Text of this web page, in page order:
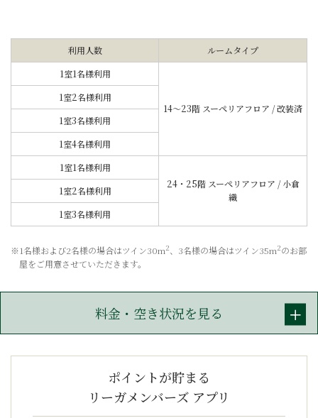
利用人数
ルームタイプ
1室1名様利用
14～23階 スーペリアフロア / 改装済
1室2名様利用
1室3名様利用
1室4名様利用
1室1名様利用
24・25階 スーペリアフロア / 小倉
織
1室2名様利用
1室3名様利用
※1名様および2名様の場合はツイン30m2、3名様の場合はツイン35m2のお部
屋をご用意させていただきます。
料金・空き状況を見る
ポイントが貯まる
リーガメンバーズ アプリ